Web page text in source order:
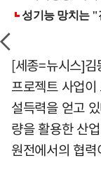
[세종=뉴시스]
프로젝트 사업
설득력을 얻고
량을 활용한 산
원전에서의 협